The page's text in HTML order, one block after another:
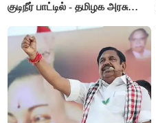
குடிநீர் பாட்டில் - தமிழக அரசு